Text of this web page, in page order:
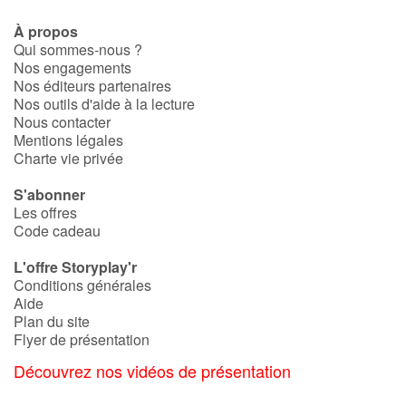
Catalogue anglais
Contraste +
Aide
Accueil
Écoles
Médiathèques
À propos
Qui sommes-nous ?
Nos engagements
Nos éditeurs partenaires
Nos outils d'aide à la lecture
Nous contacter
Mentions légales
Charte vie privée
S'abonner
Les offres
Code cadeau
L'offre Storyplay'r
Conditions générales
Aide
Plan du site
Flyer de présentation
Découvrez nos vidéos de présentation